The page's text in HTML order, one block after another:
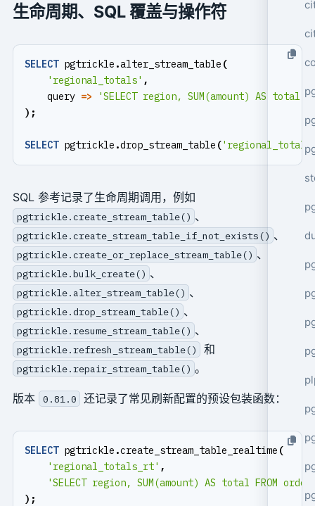
生命周期、SQL 覆盖与操作符
SELECT pgtrickle .alter_stream_table (
'regional_totals' ,
query =>
'SELECT region, SUM(amount) AS total
);
SELECT pgtrickle .drop_stream_table (
SQL 参考记录了生命周期调用，例如
pgtrickle.create_stream_table() 、
pgtrickle.create_stream_table_if_not_exists() 、
pgtrickle.create_or_replace_stream_table() 、
pgtrickle.bulk_create() 、
pgtrickle.alter_stream_table() 、
pgtrickle.drop_stream_table() 、
pgtrickle.resume_stream_table() 、
pgtrickle.refresh_stream_table() 和
pgtrickle.repair_stream_table() 。
版本 0.81.0 还记录了常见刷新配置的预设包装函数：
SELECT pgtrickle .create_stream_table_realtime (
'regional_totals_rt' ,
'SELECT region, SUM(amount) AS total FROM
);